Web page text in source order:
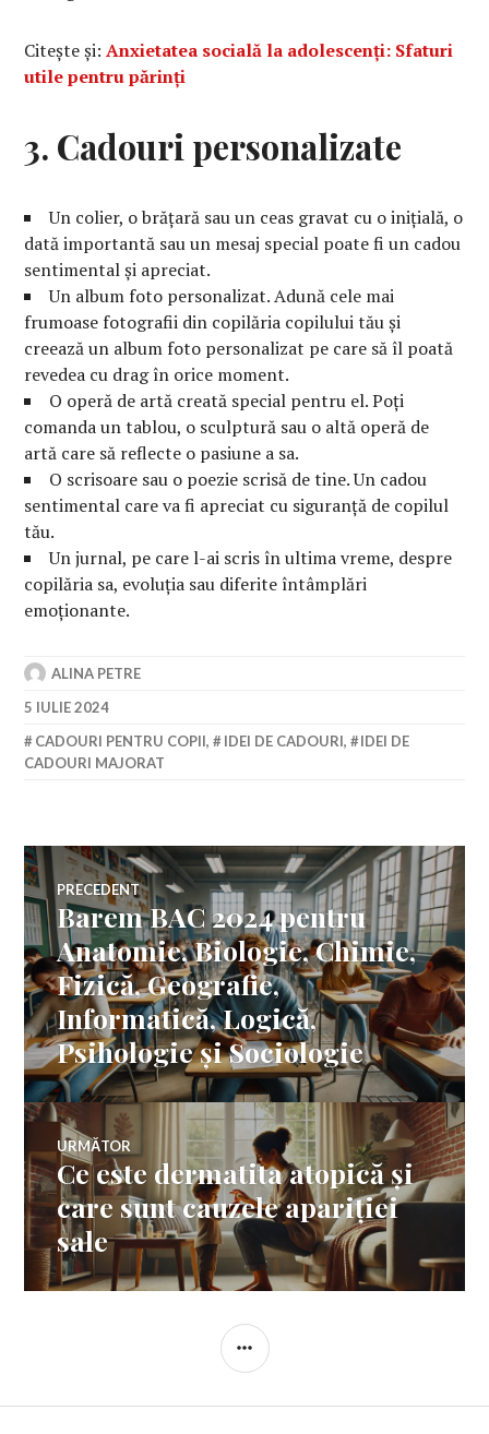
Citește și:Anxietatea socială la adolescenți: Sfaturi
utile pentru părinți
3. Cadouri personalizate
Un colier, o brățară sau un ceas gravat cu o inițială, o
dată importantă sau un mesaj special poate fi un cadou
sentimental și apreciat.
Un album foto personalizat. Adună cele mai
frumoase fotografii din copilăria copilului tău și
creează un album foto personalizat pe care să îl poată
revedea cu drag în orice moment.
O operă de artă creată special pentru el. Poți
comanda un tablou, o sculptură sau o altă operă de
artă care să reflecte o pasiune a sa.
O scrisoare sau o poezie scrisă de tine. Un cadou
sentimental care va fi apreciat cu siguranță de copilul
tău.
Un jurnal, pe care l-ai scris în ultima vreme, despre
copilăria sa, evoluția sau diferite întâmplări
emoționante.
ALINA PETRE
5 IULIE 2024
CADOURI PENTRU COPII, IDEI DE CADOURI,
IDEI DE
CADOURI MAJORAT
Navigare
în
articole
PRECEDENT
Articolul
anterior:
Barem BAC 2024 pentru
Anatomie, Biologie, Chimie,
Fizică, Geografie,
Informatică, Logică,
Psihologie și Sociologie
URMĂTOR
Articolul
următor:
Ce este dermatita atopică și
care sunt cauzele apariției
sale
BARĂ